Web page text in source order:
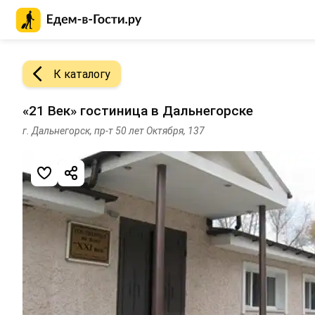
К каталогу
«21 Век» гостиница в Дальнегорске
г. Дальнегорск, пр-т 50 лет Октября, 137